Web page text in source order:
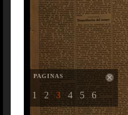
PAGINAS
1 2 3 4 5 6